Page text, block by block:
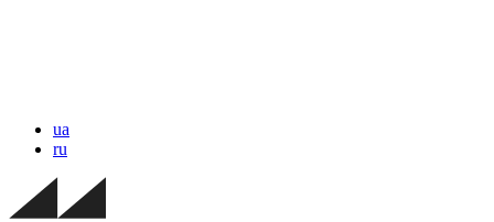
ua
ru